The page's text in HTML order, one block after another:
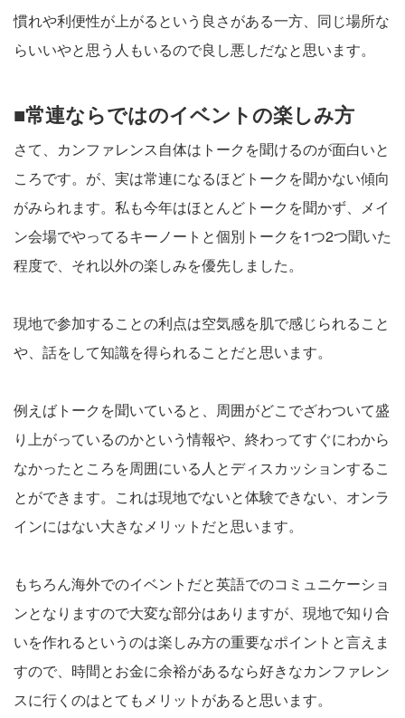
慣れや利便性が上がるという良さがある一方、同じ場所な
らいいやと思う人もいるので良し悪しだなと思います。
■常連ならではのイベントの楽しみ方
さて、カンファレンス自体はトークを聞けるのが面白いと
ころです。が、実は常連になるほどトークを聞かない傾向
がみられます。私も今年はほとんどトークを聞かず、メイ
ン会場でやってるキーノートと個別トークを1つ2つ聞いた
程度で、それ以外の楽しみを優先しました。
現地で参加することの利点は空気感を肌で感じられること
や、話をして知識を得られることだと思います。
例えばトークを聞いていると、周囲がどこでざわついて盛
り上がっているのかという情報や、終わってすぐにわから
なかったところを周囲にいる人とディスカッションするこ
とができます。これは現地でないと体験できない、オンラ
インにはない大きなメリットだと思います。
もちろん海外でのイベントだと英語でのコミュニケーショ
ンとなりますので大変な部分はありますが、現地で知り合
いを作れるというのは楽しみ方の重要なポイントと言えま
すので、時間とお金に余裕があるなら好きなカンファレン
スに行くのはとてもメリットがあると思います。